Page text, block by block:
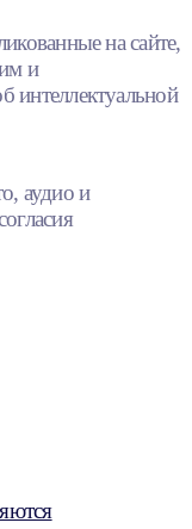
на сайте,
и
интеллектуальной
аудио и